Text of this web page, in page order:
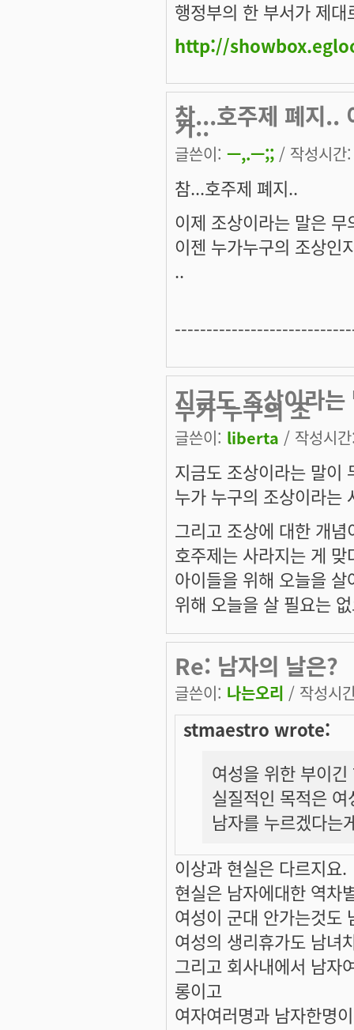
행정부의 한 부서가 제
http://
참...호주제 폐지..
가..
글쓴이: ㅡ,.ㅡ;; / 작성시
참...호주제 폐지..
이제 조상이라는 말은 무
이젠 누가누구의 조상인
..
지금도 조상이라
누가 누구의 조
글쓴이: liberta / 작성시
지금도 조상이라는 말이
누가 누구의 조상이라는
그리고 조상에 대한 개
호주제는 사라지는 게
아이들을 위해 오늘을
위해 오늘을 살 필요는
Re: 남자의 날은?
글쓴이: 나는오리 / 작성시
stmaestro wrote:
여성을 위한 부이긴
실질적인 목적은
남자를 누르겠다는
이상과 현실은 다르지요.
현실은 남자에대한 역차
여성이 군대 안가는것도
여성의 생리휴가도 남녀
그리고 회사내에서 남자
롱이고
여자여러명과 남자한명